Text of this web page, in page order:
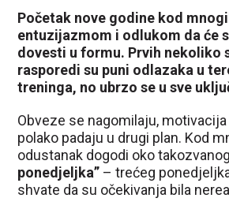
Početak nove godine kod
entuzijazmom i odlukom da će
dovesti u formu. Prvih nekoliko
rasporedi su puni odlazaka u
treninga, no ubrzo se u sve
Obveze se nagomilaju,
polako padaju u drugi plan. Kod
odustanak dogodi oko takozvanog
ponedjeljka” – trećeg
shvate da su očekivanja bila